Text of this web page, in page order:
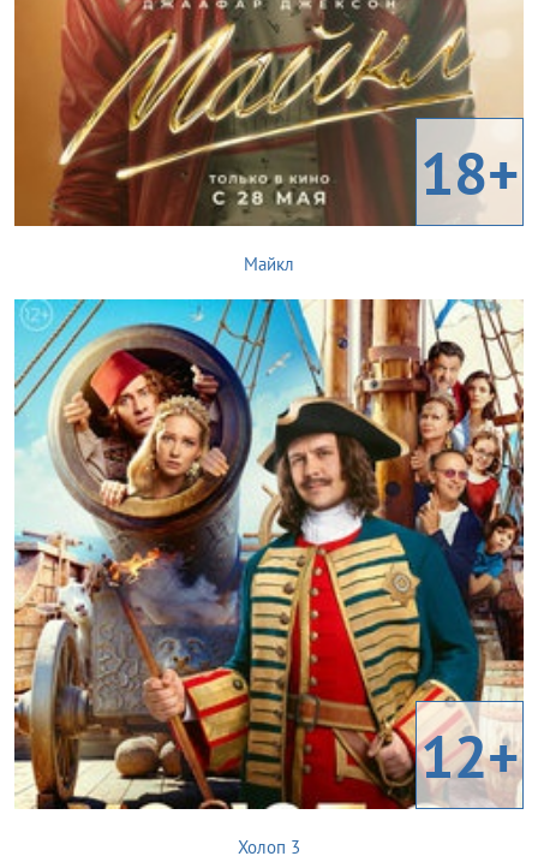
18+
Майкл
12+
Холоп 3